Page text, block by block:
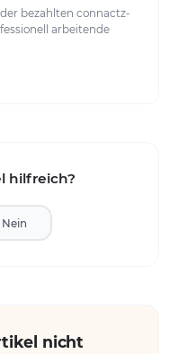
bezahlten connactz-
arbeitende
hilfreich?
Nein
nicht